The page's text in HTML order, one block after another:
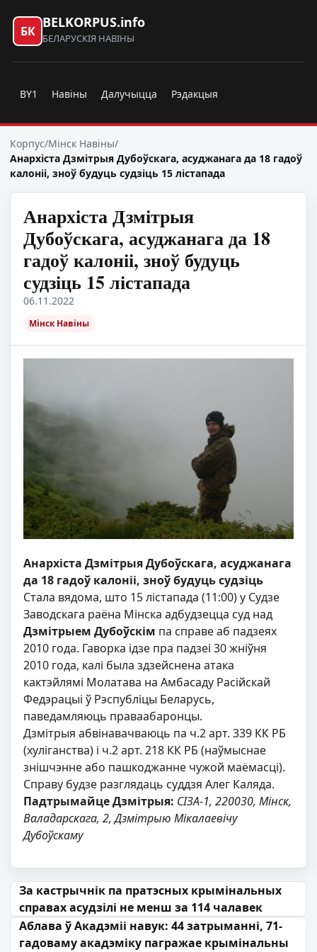
БК
BELKORPUS.info
БЕЛАРУСКІЯ НАВІНЫ
BY1 Навіны Далучыцца Рэдакцыя
Корпус/Мінск Навіны/
Анархіста Дзмітрыя Дубоўскага, асуджанага да 18 гадоў
калоніі, зноў будуць судзіць 15 лістапада
Анархіста Дзмітрыя
Дубоўскага, асуджанага да 18
гадоў калоніі, зноў будуць
судзіць 15 лістапада
06.11.2022
Мінск Навіны
Анархіста Дзмітрыя Дубоўскага, асуджанага
да 18 гадоў калоніі, зноў будуць судзіць
Стала вядома, што 15 лістапада (11:00) у Судзе
Заводскага раёна Мінска адбудзецца суд над
Дзмітрыем Дубоўскім па справе аб падзеях
2010 года. Гаворка ідзе пра падзеі 30 жніўня
2010 года, калі была здзейснена атака
кактэйлямі Молатава на Амбасаду Расійскай
Федэрацыі ў Рэспубліцы Беларусь,
паведамляюць праваабаронцы.
Дзмітрыя абвінавачваюць па ч.2 арт. 339 КК РБ
(хуліганства) і ч.2 арт. 218 КК РБ (наўмыснае
знішчэнне або пашкоджанне чужой маёмасці).
Справу будзе разглядаць суддзя Алег Каляда.
Падтрымайце Дзмітрыя: СІЗА-1, 220030, Мінск,
Валадарскага, 2, Дзмітрыю Мікалаевічу
Дубоўскаму
Навігацыя па запісах
За кастрычнік па пратэсных крымінальных
справах асудзілі не менш за 114 чалавек
Аблава ў Акадэміі навук: 44 затрыманні, 71-
гадоваму акадэміку пагражае крымінальны